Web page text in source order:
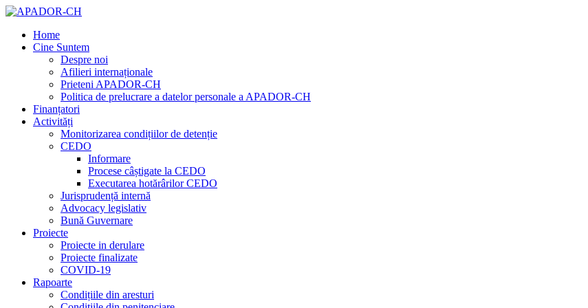
Home
Cine Suntem
Despre noi
Afilieri internaționale
Prieteni APADOR-CH
Politica de prelucrare a datelor personale a APADOR-CH
Finanțatori
Activități
Monitorizarea condițiilor de detenție
CEDO
Informare
Procese câștigate la CEDO
Executarea hotărârilor CEDO
Jurisprudență internă
Advocacy legislativ
Bună Guvernare
Proiecte
Proiecte in derulare
Proiecte finalizate
COVID-19
Rapoarte
Condițiile din aresturi